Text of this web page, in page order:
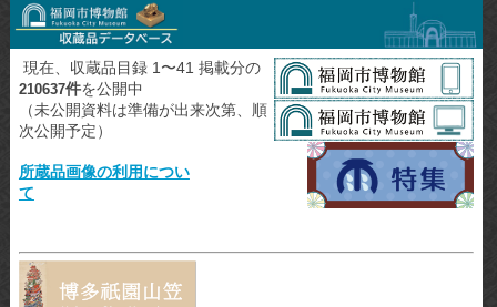
現在、収蔵品目録 1〜41 掲載分の
210637件を公開中
（未公開資料は準備が出来次第、順
次公開予定）
所蔵品画像の利用につい
て